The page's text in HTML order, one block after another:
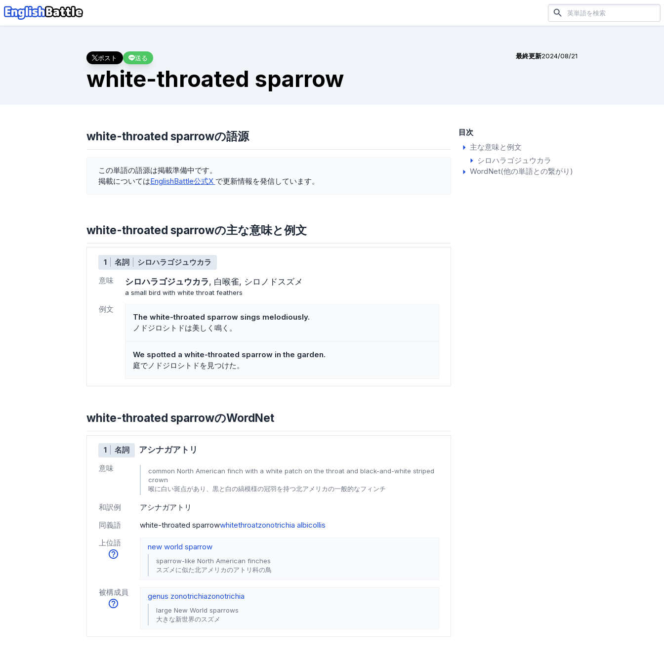
ポスト 送る 最終更新2024/08/21
white-throated sparrow
目次
主な意味と例文
シロハラゴジュウカラ
WordNet(他の単語との繋がり)
white-throated sparrowの語源
この単語の語源は掲載準備中です。
掲載についてはEnglishBattle公式X で更新情報を発信しています。
white-throated sparrowの主な意味と例文
1 名詞
シロハラゴジュウカラ
意味
シロハラゴジュウカラ 白喉雀 シロノドスズメ
a small bird with white throat feathers
例文
The white-throated sparrow sings melodiously.
ノドジロシトドは美しく鳴く。
We spotted a white-throated sparrow in the garden.
庭でノドジロシトドを見つけた。
white-throated sparrowのWordNet
1 名詞 アシナガアトリ
意味
common North American finch with a white patch on the throat and black-and-white striped
crown
喉に白い斑点があり、黒と白の縞模様の冠羽を持つ北アメリカの一般的なフィンチ
和訳例
アシナガアトリ
同義語
white-throated sparrowwhitethroatzonotrichia albicollis
上位語
new world sparrow
sparrow-like North American finches
スズメに似た北アメリカのアトリ科の鳥
被構成員 genus zonotrichiazonotrichia
large New World sparrows
大きな新世界のスズメ